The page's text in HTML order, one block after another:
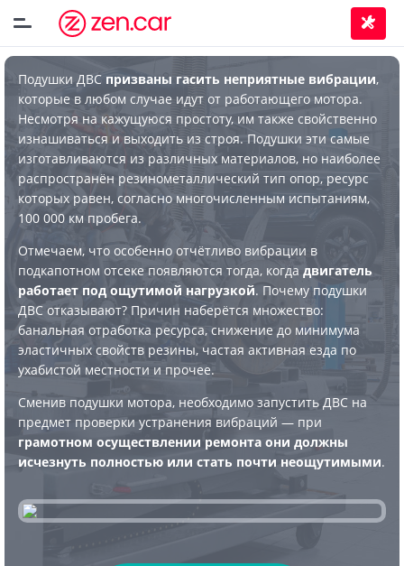
Подушки ДВС призваны гасить неприятные вибрации,
которые в любом случае идут от работающего мотора.
Несмотря на кажущуюся простоту, им также свойственно
изнашиваться и выходить из строя. Подушки эти самые
изготавливаются из различных материалов, но наиболее
распространён резинометаллический тип опор, ресурс
которых равен, согласно многочисленным испытаниям,
100 000 км пробега.
Отмечаем, что особенно отчётливо вибрации в
подкапотном отсеке появляются тогда, когда двигатель
работает под ощутимой нагрузкой. Почему подушки
ДВС отказывают? Причин наберётся множество:
банальная отработка ресурса, снижение до минимума
эластичных свойств резины, частая активная езда по
ухабистой местности и прочее.
Сменив подушки мотора, необходимо запустить ДВС на
предмет проверки устранения вибраций — при
грамотном осуществлении ремонта они должны
исчезнуть полностью или стать почти неощутимыми.